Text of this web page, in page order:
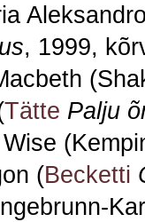
, 1999,
Tätte Palju
(Becketti